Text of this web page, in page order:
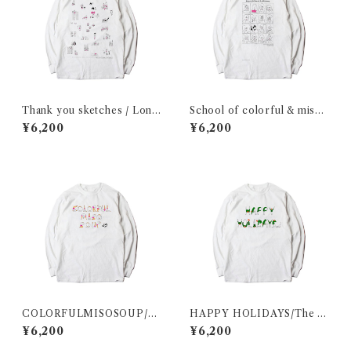
Thank you sketches / Long
sleeve shirt
¥6,200
School of colorful & misos
oup / Long sleeve shirt
¥6,200
COLORFULMISOSOUP/T
he man letterforms / Long
sleeve shirt
¥6,200
HAPPY HOLIDAYS/The w
oman letterforms / Long sl
eeve shirt
¥6,200